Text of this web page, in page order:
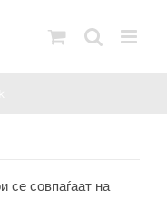
се совпаѓаат на